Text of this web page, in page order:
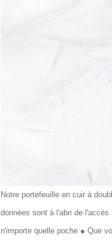
Notre portefeuille en cuir à
données sont à l'abri de
n'importe quelle poche ● Que